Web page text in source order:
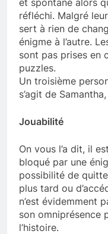
réfléchi. Malgré
sert à rien de
énigme à l’autre.
sont pas prises en
puzzles.
Un troisième
s’agit de
Jouabilité
On vous l’a dit, il
bloqué par une
possibilité de
plus tard ou
n’est évidemment
son omniprésence
l’histoire.